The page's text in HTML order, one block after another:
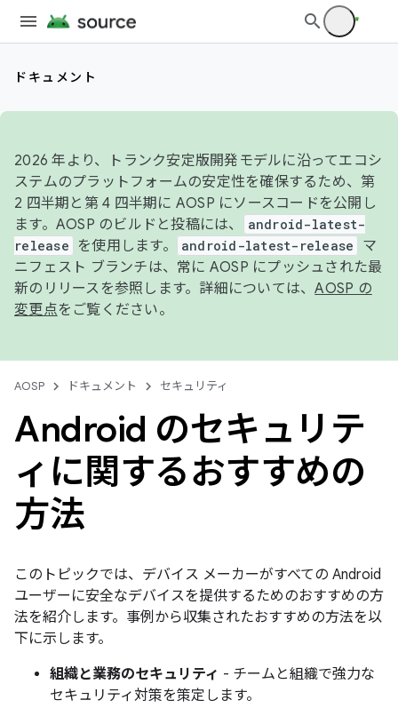
ドキュメント
2026 年より、トランク安定版開発モデルに沿ってエコシ
ステムのプラットフォームの安定性を確保するため、第
2 四半期と第 4 四半期に AOSP にソースコードを公開し
ます。AOSP のビルドと投稿には、
android-latest-
release
を使用します。 android-latest-release
マ
ニフェスト ブランチは、常に AOSP にプッシュされた最
新のリリースを参照します。詳細については、AOSP の
変更点をご覧ください。
AOSP ドキュメント セキュリティ
Android のセキュリテ
ィに関するおすすめの
方法
このトピックでは、デバイス メーカーがすべての Android
ユーザーに安全なデバイスを提供するためのおすすめの方
法を紹介します。事例から収集されたおすすめの方法を以
下に示します。
組織と業務のセキュリティ - チームと組織で強力な
セキュリティ対策を策定します。